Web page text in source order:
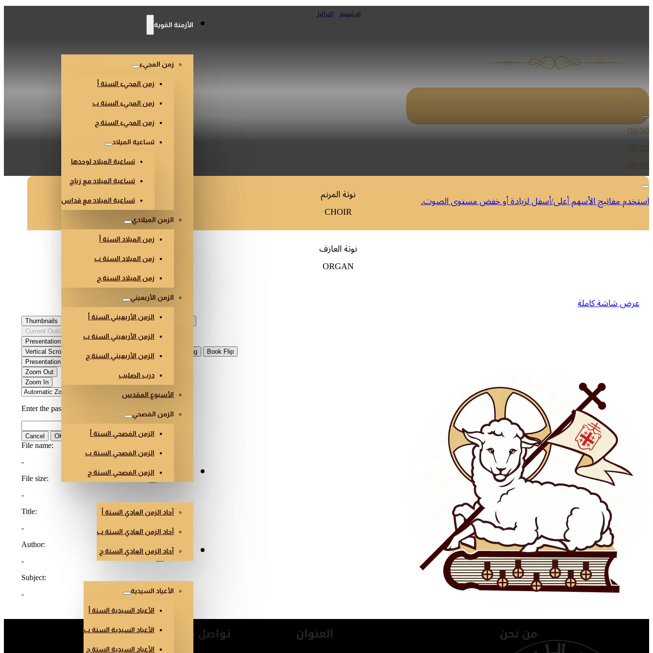
الأزمنة القوية
زمن المجيء
زمن المجيء السنة أ
زمن المجيء السنة ب
زمن المجيء السنة ج
تساعية الميلاد
تساعية الميلاد لوحدها
تساعية الميلاد مع زياح
تساعية الميلاد مع قداس
الزمن الميلادي
زمن الميلاد السنة أ
زمن الميلاد السنة ب
زمن الميلاد السنة ج
الزمن الأربعيني
الزمن الأربعيني السنة أ
الزمن الأربعيني السنة ب
الزمن الأربعيني السنة ج
درب الصليب
الأسبوع المقدس
الزمن الفصحي
الزمن الفصحي السنة أ
الزمن الفصحي السنة ب
الزمن الفصحي السنة ج الزمن العادي
آحاد الزمن العادي السنة أ
آحاد الزمن العادي السنة ب
آحاد الزمن العادي السنة جأعياد أخرى
الأعياد السيدية
الأعياد السيدية السنة أ
الأعياد السيدية السنة ب
الأعياد السيدية السنة ج
الرئيسية التراتيل
مشغل الصوت
00:00
00:00
00:00
استخدم مفاتيح الأسهم أعلى/أسفل لزيادة أو خفض مستوى الصوت.
نوتة المرنم
CHOIR
نوتة العازف
ORGAN
عرض شاشة كاملة
من نحن العنوان تواصل معنا